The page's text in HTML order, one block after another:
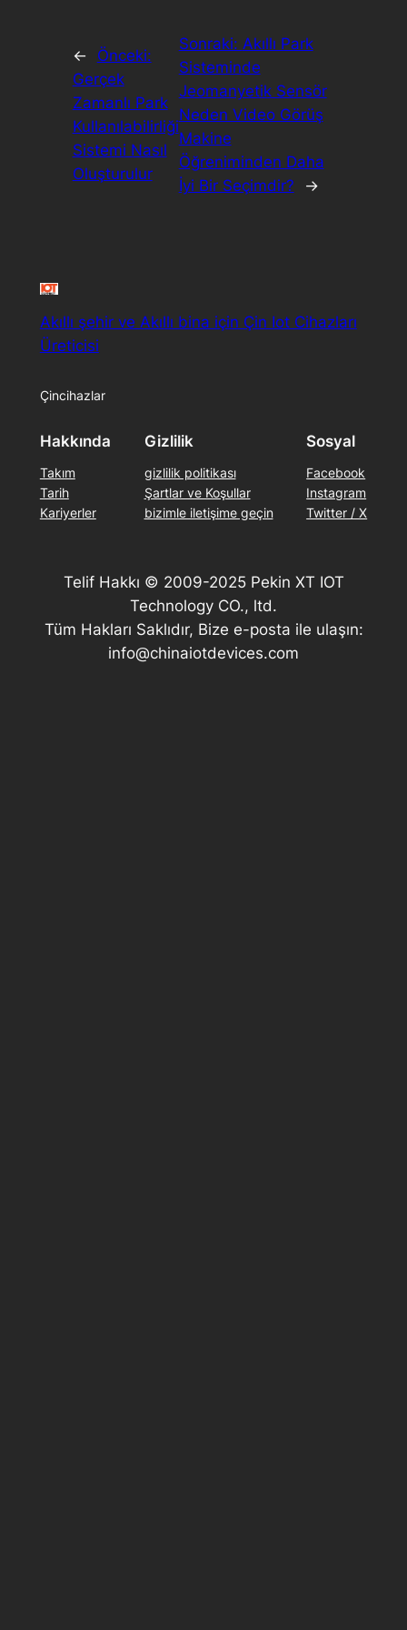
←
Önceki:
Gerçek
Zamanlı Park
Kullanılabilirliği
Sistemi Nasıl
Oluşturulur
Sonraki: Akıllı Park
Sisteminde
Jeomanyetik Sensör
Neden Video Görüş
Makine
Öğreniminden Daha
İyi Bir Seçimdir?
→
Akıllı şehir ve Akıllı bina için Çin Iot Cihazları
Üreticisi
Çincihazlar
Hakkında
Takım
Tarih
Kariyerler
Gizlilik
gizlilik politikası
Şartlar ve Koşullar
bizimle iletişime geçin
Sosyal
Facebook
Instagram
Twitter / X
Telif Hakkı © 2009-2025 Pekin XT IOT
Technology CO., ltd.
Tüm Hakları Saklıdır, Bize e-posta ile ulaşın:
info@chinaiotdevices.com